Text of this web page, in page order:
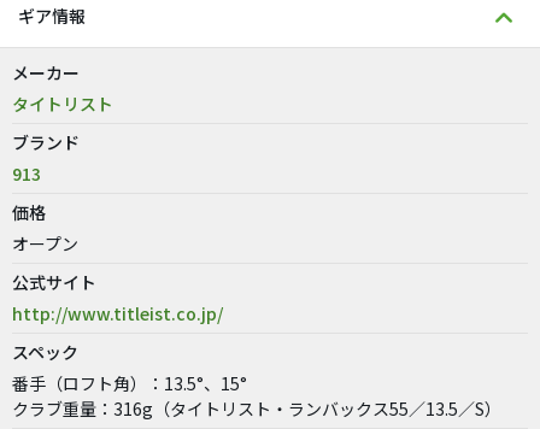
ギア情報
メーカー
タイトリスト
ブランド
913
価格
オープン
公式サイト
http://www.titleist.co.jp/
スペック
番手（ロフト角）：13.5°、15°
クラブ重量：316g（タイトリスト・ランバックス55／13.5／S）